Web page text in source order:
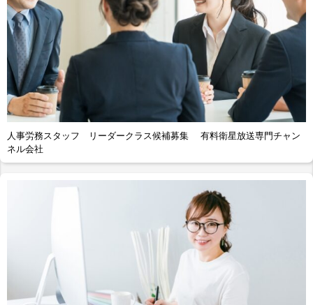
人事労務スタッフ リーダークラス候補募集 有料衛星放送専門チャン
ネル会社